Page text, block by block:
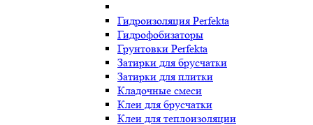
Гидроизоляция Perfekta
Гидрофобизаторы
Грунтовки Perfekta
Затирки для брусчатки
Затирки для плитки
Кладочные смеси
Клеи для брусчатки
Клеи для теплоизоляции